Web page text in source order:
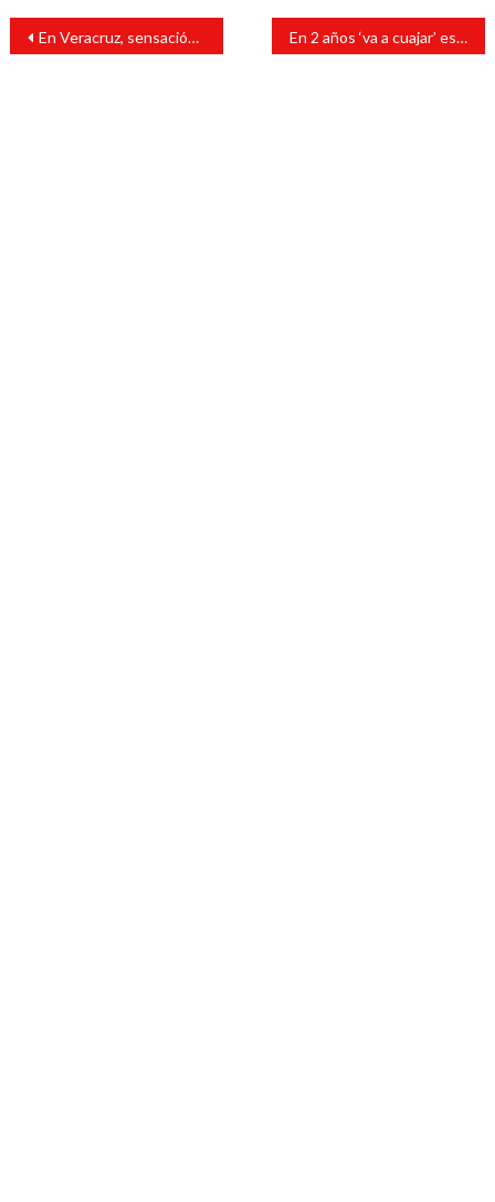
Navegación
entradas
En Veracruz, sensación térmica alcazará los 40 grados En 2 años ‘va a cuajar’ estrategia de seguridad: Cuitláhuac